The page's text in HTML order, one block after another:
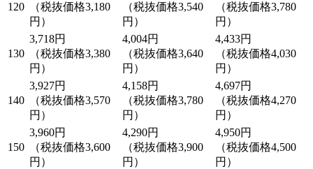
120
（税抜価格3,180
円）
（税抜価格3,540
円）
（税抜価格3,780
円）
130
3,718円
（税抜価格3,380
円）
4,004円
（税抜価格3,640
円）
4,433円
（税抜価格4,030
円）
140
3,927円
（税抜価格3,570
円）
4,158円
（税抜価格3,780
円）
4,697円
（税抜価格4,270
円）
150
3,960円
（税抜価格3,600
円）
4,290円
（税抜価格3,900
円）
4,950円
（税抜価格4,500
円）